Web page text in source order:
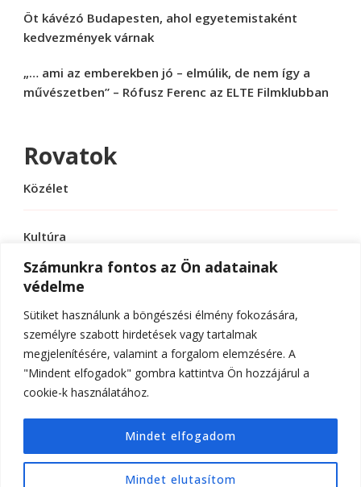
Számunkra fontos az Ön adatainak
védelme
Sütiket használunk a böngészési élmény fokozására,
személyre szabott hirdetések vagy tartalmak
megjelenítésére, valamint a forgalom elemzésére. A
"Mindent elfogadok" gombra kattintva Ön hozzájárul a
cookie-k használatához.
Mindet elutasítom
Mindet elfogadom
Öt kávézó Budapesten, ahol egyetemistaként
kedvezmények várnak
„… ami az emberekben jó – elmúlik, de nem így a
művészetben” – Rófusz Ferenc az ELTE Filmklubban
Rovatok
Közélet
Kultúra
Sport
Tudomány
© Szerzői jog 2026ELTE Online
fenntartva.Hello Fashion | FejlesztetteBlossom
Themes.Készítette: WordPress